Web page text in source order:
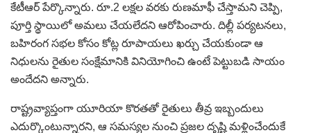
కేటీఆర్‌ పేర్కొన్నారు. రూ.2 లక్షల వరకు రుణమాఫీ చేస్తామని చెప్పి,
పూర్తి స్థాయిలో అమలు చేయలేదని ఆరోపించారు. దిల్లీ పర్యటనలు,
బహిరంగ సభల కోసం కోట్ల రూపాయలు ఖర్చు చేయకుండా ఆ
నిధులను రైతుల సంక్షేమానికి వినియోగించి ఉంటే పెట్టుబడి సాయం
అందేదని అన్నారు.
రాష్ట్రవ్యాప్తంగా యూరియా కొరతతో రైతులు తీవ్ర ఇబ్బందులు
ఎదుర్కొంటున్నారని, ఆ సమస్యల నుంచి ప్రజల దృష్టి మళ్లించేందుకే